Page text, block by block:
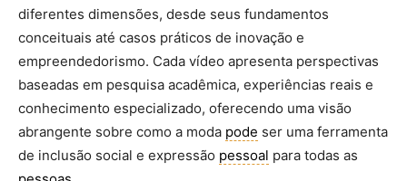
diferentes dimensões, desde seus fundamentos
conceituais até casos práticos de inovação e
empreendedorismo. Cada vídeo apresenta perspectivas
baseadas em pesquisa acadêmica, experiências reais e
conhecimento especializado, oferecendo uma visão
abrangente sobre como a moda pode ser uma ferramenta
de inclusão social e expressão pessoal para todas as